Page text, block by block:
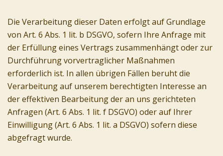
Die Verarbeitung dieser Daten erfolgt auf Grundlage
von Art. 6 Abs. 1 lit. b DSGVO, sofern Ihre Anfrage mit
der Erfüllung eines Vertrags zusammenhängt oder zur
Durchführung vorvertraglicher Maßnahmen
erforderlich ist. In allen übrigen Fällen beruht die
Verarbeitung auf unserem berechtigten Interesse an
der effektiven Bearbeitung der an uns gerichteten
Anfragen (Art. 6 Abs. 1 lit. f DSGVO) oder auf Ihrer
Einwilligung (Art. 6 Abs. 1 lit. a DSGVO) sofern diese
abgefragt wurde.